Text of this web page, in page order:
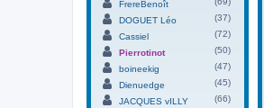
FrereBenoît
DOGUET Léo
(37)
Cassiel
(72)
Pierrotinot
(50)
boineekig
(47)
Dienuedge
(45)
JACQUES vILLY
(66)